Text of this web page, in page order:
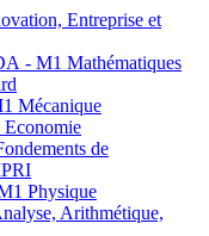
Entreprise et
- M1 Mathématiques
Mécanique
de
Physique
Arithmétique,